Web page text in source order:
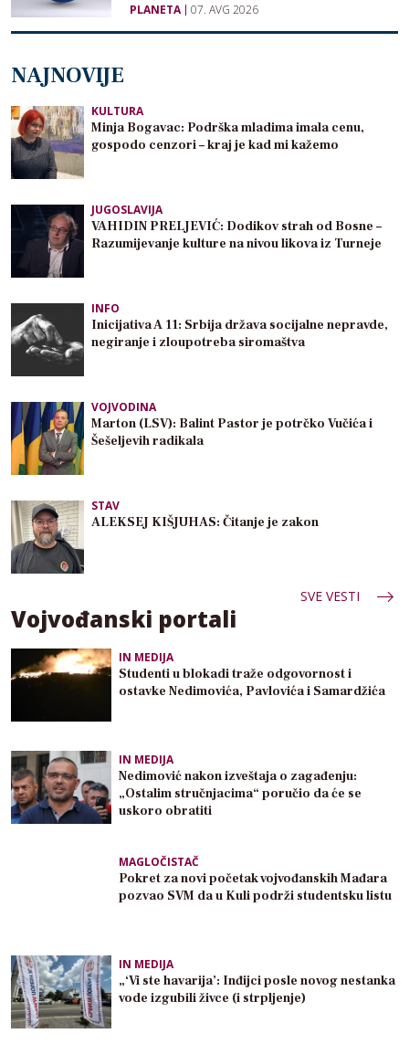
PLANETA 07. AVG 2026
NAJNOVIJE
KULTURA
Minja Bogavac: Podrška mladima imala cenu,
gospodo cenzori – kraj je kad mi kažemo
JUGOSLAVIJA
VAHIDIN PRELJEVIĆ: Dodikov strah od Bosne –
Razumijevanje kulture na nivou likova iz Turneje
INFO
Inicijativa A 11: Srbija država socijalne nepravde,
negiranje i zloupotreba siromaštva
VOJVODINA
Marton (LSV): Balint Pastor je potrčko Vučića i
Šešeljevih radikala
STAV
ALEKSEJ KIŠJUHAS: Čitanje je zakon
SVE VESTI
Vojvođanski portali
IN MEDIJA
Studenti u blokadi traže odgovornost i
ostavke Nedimovića, Pavlovića i Samardžića
IN MEDIJA
Nedimović nakon izveštaja o zagađenju:
„Ostalim stručnjacima“ poručio da će se
uskoro obratiti
MAGLOČISTAČ
Pokret za novi početak vojvođanskih Mađara
pozvao SVM da u Kuli podrži studentsku listu
IN MEDIJA
„‘Vi ste havarija’: Inđijci posle novog nestanka
vode izgubili živce (i strpljenje)